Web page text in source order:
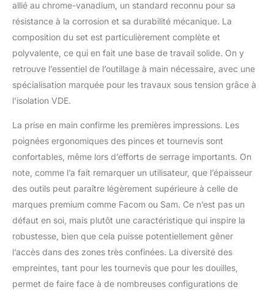
allié au chrome-vanadium, un standard reconnu pour sa
résistance à la corrosion et sa durabilité mécanique. La
composition du set est particulièrement complète et
polyvalente, ce qui en fait une base de travail solide. On y
retrouve l’essentiel de l’outillage à main nécessaire, avec une
spécialisation marquée pour les travaux sous tension grâce à
l’isolation VDE.
La prise en main confirme les premières impressions. Les
poignées ergonomiques des pinces et tournevis sont
confortables, même lors d’efforts de serrage importants. On
note, comme l’a fait remarquer un utilisateur, que l’épaisseur
des outils peut paraître légèrement supérieure à celle de
marques premium comme Facom ou Sam. Ce n’est pas un
défaut en soi, mais plutôt une caractéristique qui inspire la
robustesse, bien que cela puisse potentiellement gêner
l’accès dans des zones très confinées. La diversité des
empreintes, tant pour les tournevis que pour les douilles,
permet de faire face à de nombreuses configurations de